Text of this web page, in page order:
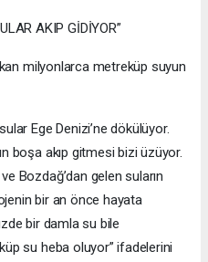
AKIP GİDİYOR”
milyonlarca metreküp suyun
Ege Denizi’ne dökülüyor.
boşa akıp gitmesi bizi üzüyor.
Bozdağ’dan gelen suların
bir an önce hayata
bir damla su bile
su heba oluyor” ifadelerini